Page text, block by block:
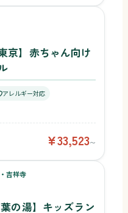
京】赤ちゃん向け
アレルギー対応
¥33,523〜
吉祥寺
の湯】キッズラン